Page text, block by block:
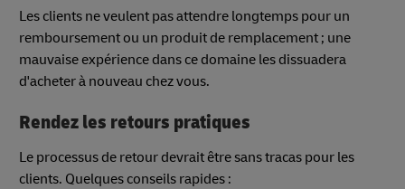
Les clients ne veulent pas attendre longtemps pour un
remboursement ou un produit de remplacement ; une
mauvaise expérience dans ce domaine les dissuadera
d'acheter à nouveau chez vous.
Rendez les retours pratiques
Le processus de retour devrait être sans tracas pour les
clients. Quelques conseils rapides :